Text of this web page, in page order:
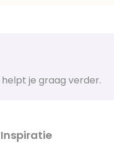
helpt je graag verder.
Inspiratie